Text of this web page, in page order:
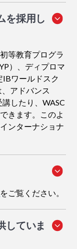
を採用し
初等教育プログラ
）、ディプロマ
ワールドスク
アドバンス
したり、WASC
きます。このよ
ンターナショナ
をご覧ください。
していま